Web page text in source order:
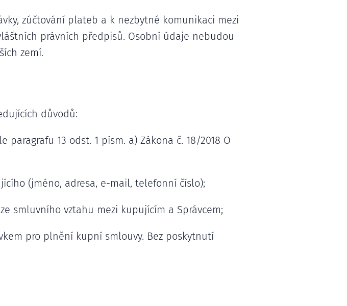
zúčtování plateb a k nezbytné komunikaci mezi
právních předpisů. Osobní údaje nebudou
zemí.
důvodů:
paragrafu 13 odst. 1 písm. a) Zákona č. 18/2018 O
(jméno, adresa, e-mail, telefonní číslo);
smluvního vztahu mezi kupujícím a Správcem;
pro plnění kupní smlouvy. Bez poskytnutí